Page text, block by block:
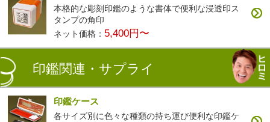
本格的な彫刻印鑑のような書体で便利な浸透印ス
タンプの角印
ネット価格： 5,400円〜
印鑑関連・サプライ
印鑑ケース
各サイズ別に色々な種類の持ち運び便利な印鑑ケ